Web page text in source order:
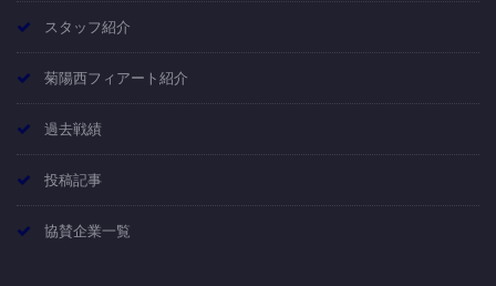
スタッフ紹介
菊陽西フィアート紹介
過去戦績
投稿記事
協賛企業一覧